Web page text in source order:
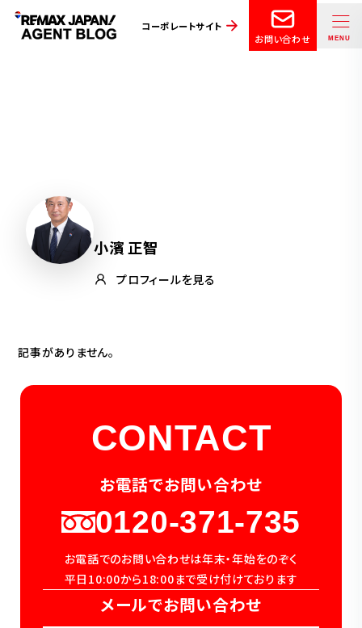
コーポレートサイト
お問い合わせ
小濱 正智
プロフィールを見る
記事がありません。
CONTACT
お電話でお問い合わせ
0120-371-735
お電話でのお問い合わせは年末・年始をのぞく
平日10:00から18:00まで受け付けております
メールでお問い合わせ